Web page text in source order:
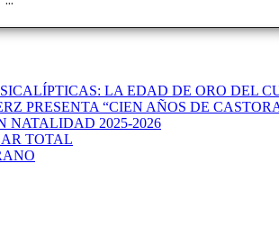
LA EDAD DE ORO DEL
PRESENTA “CIEN AÑOS DE
NATALIDAD 2025-2026
TOTAL